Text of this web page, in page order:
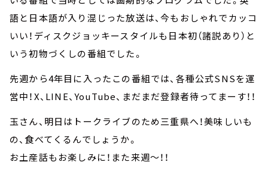
語と日本語が入り混じった放送は、今もおしゃれでカッコ
いい！ディスクジョッキースタイルも日本初（諸説あり）と
いう初物づくしの番組でした。
先週から4年目に入ったこの番組では、各種公式SNSを運
営中！X、LINE、YouTube、まだまだ登録者待ってまーす！！
玉さん、明日はトークライブのため三重県へ！美味しいも
の、食べてくるんでしょうか。
お土産話もお楽しみに！また来週～！！